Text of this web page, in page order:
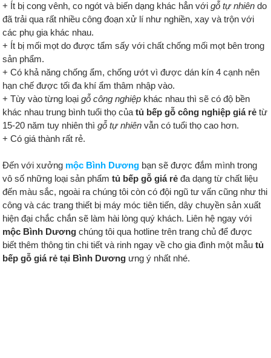
+ Ít bị cong vênh, co ngót và biến dạng khác hẳn vớigỗ tự nhiên do
đã trải qua rất nhiều công đoạn xử lí như nghiền, xay và trộn với
các phụ gia khác nhau.
+ Ít bị mối mọt do được tẩm sấy với chất chống mối mọt bên trong
sản phẩm.
+ Có khả năng chống ẩm, chống ướt vì được dán kín 4 cạnh nên
hạn chế được tối đa khí ẩm thâm nhập vào.
+ Tùy vào từng loạigỗ công nghiệp khác nhau thì sẽ có độ bền
khác nhau trung bình tuổi thọ củatủ bếp gỗ công nghiệp giá rẻ từ
15-20 năm tuy nhiên thìgỗ tự nhiên vẫn có tuổi thọ cao hơn.
+ Có giá thành rất rẻ.
Đến với xưởng mộc Bình Dương bạn sẽ được đắm mình trong
vô số những loại sản phẩmtủ bếp gỗ giá rẻ đa dạng từ chất liệu
đến màu sắc, ngoài ra chúng tôi còn có đội ngũ tư vấn cũng như thi
công và các trang thiết bị máy móc tiên tiến, dây chuyền sản xuất
hiện đại chắc chắn sẽ làm hài lòng quý khách. Liên hệ ngay với
mộc Bình Dương chúng tôi qua hotline trên trang chủ để được
biết thêm thông tin chi tiết và rinh ngay về cho gia đình một mẫutủ
bếp gỗ giá rẻ tại Bình Dương ưng ý nhất nhé.